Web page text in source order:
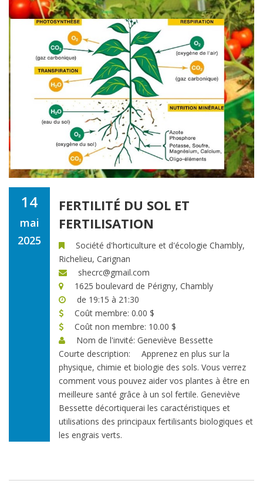
14
mai
2025
FERTILITÉ DU SOL ET
FERTILISATION
Société d'horticulture et d'écologie Chambly,
Richelieu, Carignan
shecrc@gmail.com
1625 boulevard de Périgny, Chambly
de 19:15 à 21:30
Coût membre: 0.00 $
Coût non membre: 10.00 $
Nom de l'invité: Geneviève Bessette
Courte description:
Apprenez en plus sur la
physique, chimie et biologie des sols. Vous verrez
comment vous pouvez aider vos plantes à être en
meilleure santé grâce à un sol fertile. Geneviève
Bessette décortiquerai les caractéristiques et
utilisations des principaux fertilisants biologiques et
les engrais verts.